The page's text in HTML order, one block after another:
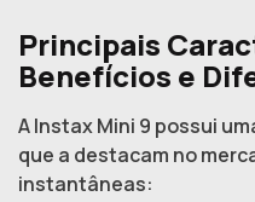
Principais
Benefícios e
A Instax Mini 9 possui
que a destacam no
instantâneas: